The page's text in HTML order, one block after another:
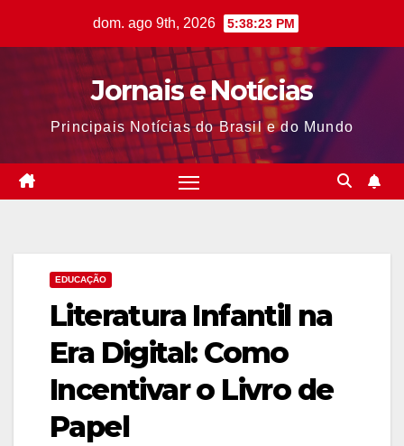
dom. ago 9th, 2026 5:38:24 PM
Jornais e Notícias
Principais Notícias do Brasil e do Mundo
EDUCAÇÃO
Literatura Infantil na
Era Digital: Como
Incentivar o Livro de
Papel